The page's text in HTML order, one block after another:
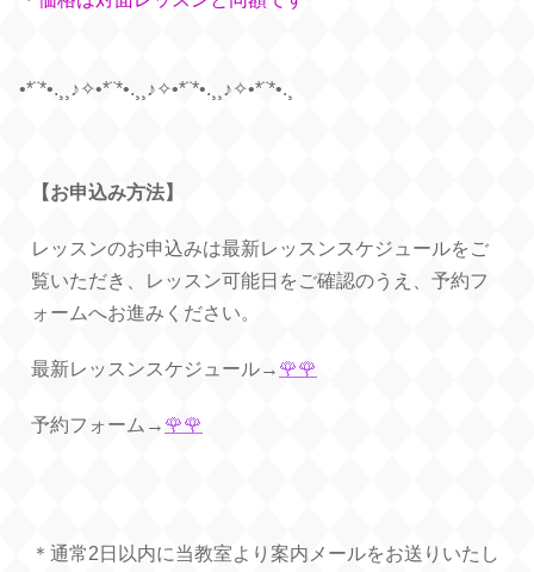
•*¨*•.¸¸♪✧•*¨*•.¸¸♪✧•*¨*•.¸¸♪✧•*¨*•.¸
【お申込み方法】
レッスンのお申込みは最新レッスンスケジュールをご
覧いただき、レッスン可能日をご確認のうえ、予約フ
ォームへお進みください。
最新レッスンスケジュール→ 🌹🌹
予約フォーム→ 🌹🌹
＊通常2日以内に当教室より案内メールをお送りいたし